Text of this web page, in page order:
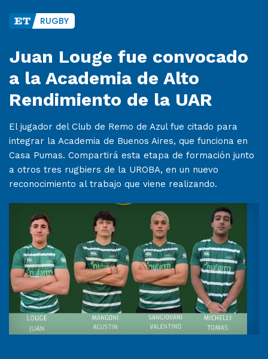
RUGBY
Juan Louge fue convocado
a la Academia de Alto
Rendimiento de la UAR
El jugador del Club de Remo de Azul fue citado para
integrar la Academia de Buenos Aires, que funciona en
Casa Pumas. Compartirá esta etapa de formación junto
a otros tres rugbiers de la UROBA, en un nuevo
reconocimiento al trabajo que viene realizando.